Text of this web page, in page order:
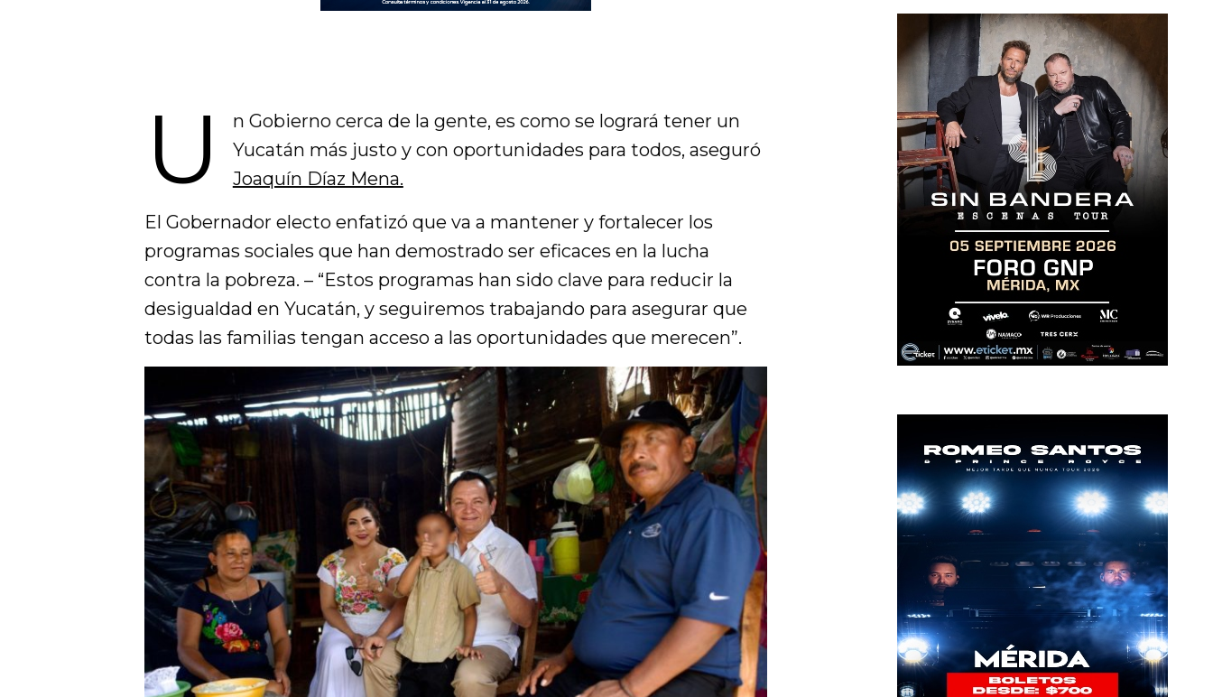
U
n Gobierno cerca de la gente, es como se logrará tener un
Yucatán más justo y con oportunidades para todos, aseguró
Joaquín Díaz Mena.
El Gobernador electo enfatizó que va a mantener y fortalecer los
programas sociales que han demostrado ser eficaces en la lucha
contra la pobreza. – “Estos programas han sido clave para reducir la
desigualdad en Yucatán, y seguiremos trabajando para asegurar que
todas las familias tengan acceso a las oportunidades que merecen”.